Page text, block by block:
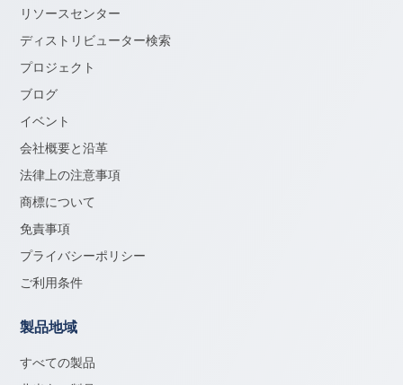
リソースセンター
ディストリビューター検索
プロジェクト
ブログ
イベント
会社概要と沿革
法律上の注意事項
商標について
免責事項
プライバシーポリシー
ご利用条件
製品地域
すべての製品